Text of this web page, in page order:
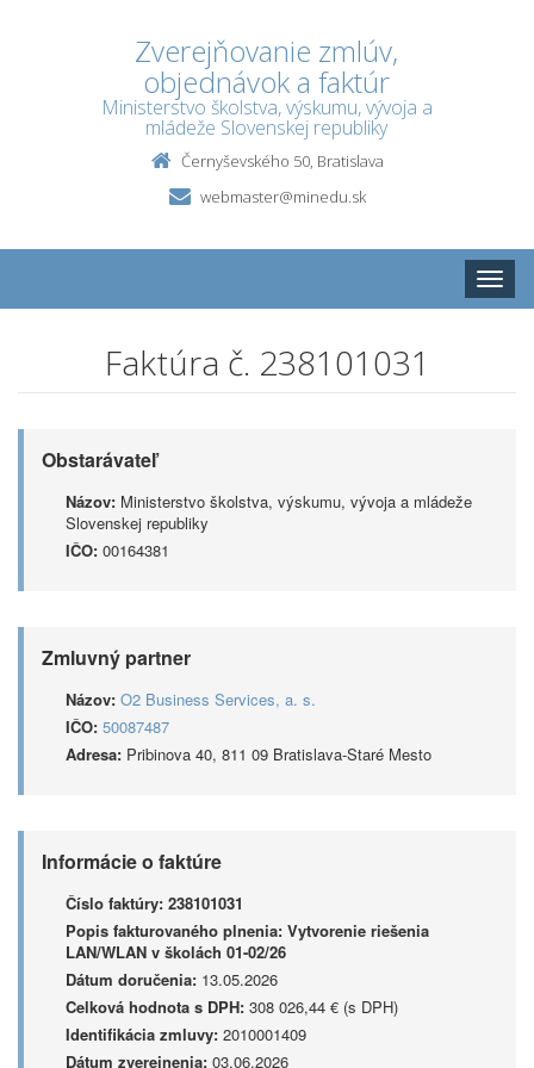
Zverejňovanie zmlúv,
objednávok a faktúr
Ministerstvo školstva, výskumu, vývoja a
mládeže Slovenskej republiky
Černyševského 50, Bratislava
webmaster@minedu.sk
Toggle
Faktúra č. 238101031
Obstarávateľ
Názov: Ministerstvo školstva, výskumu, vývoja a mládeže
Slovenskej republiky
IČO: 00164381
Zmluvný partner
Názov: O2 Business Services, a. s.
IČO: 50087487
Adresa: Pribinova 40, 811 09 Bratislava-Staré Mesto
Informácie o faktúre
Číslo faktúry: 238101031
Popis fakturovaného plnenia: Vytvorenie riešenia
LAN/WLAN v školách 01-02/26
Dátum doručenia: 13.05.2026
Celková hodnota s DPH: 308 026,44 € (s DPH)
Identifikácia zmluvy: 2010001409
Dátum zverejnenia: 03.06.2026